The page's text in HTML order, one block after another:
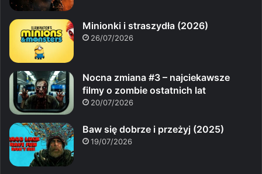
Minionki i straszydła (2026)
26/07/2026
Nocna zmiana #3 – najciekawsze
filmy o zombie ostatnich lat
20/07/2026
Baw się dobrze i przeżyj (2025)
19/07/2026